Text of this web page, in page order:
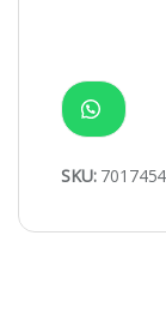
SKU: 7017454